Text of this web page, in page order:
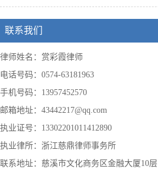
联系我们
律师姓名：赏彩霞律师
电话号码：0574-63181963
手机号码：13957452570
邮箱地址：43442217@qq.com
执业证号：13302201011412890
执业律所：浙江慈鼎律师事务所
联系地址：慈溪市文化商务区金融大厦10层